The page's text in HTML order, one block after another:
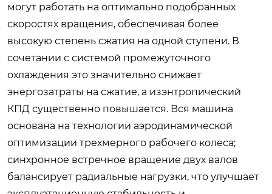
могут работать на оптимально подобранных
скоростях вращения, обеспечивая более
высокую степень сжатия на одной ступени. В
сочетании с системой промежуточного
охлаждения это значительно снижает
энергозатраты на сжатие, а изэнтропический
КПД существенно повышается. Вся машина
основана на технологии аэродинамической
оптимизации трехмерного рабочего колеса;
синхронное встречное вращение двух валов
балансирует радиальные нагрузки, что улучшает